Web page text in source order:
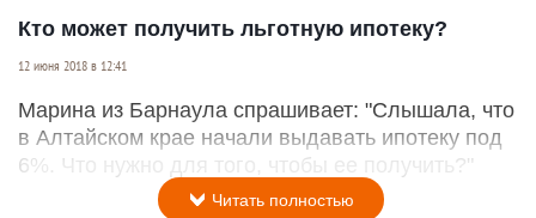
Кто может получить льготную ипотеку?
12 июня 2018 в 12:41
Марина из Барнаула спрашивает: "Слышала, что
в Алтайском крае начали выдавать ипотеку под
6%. Что нужно для того, чтобы ее получить?"
Читать полностью